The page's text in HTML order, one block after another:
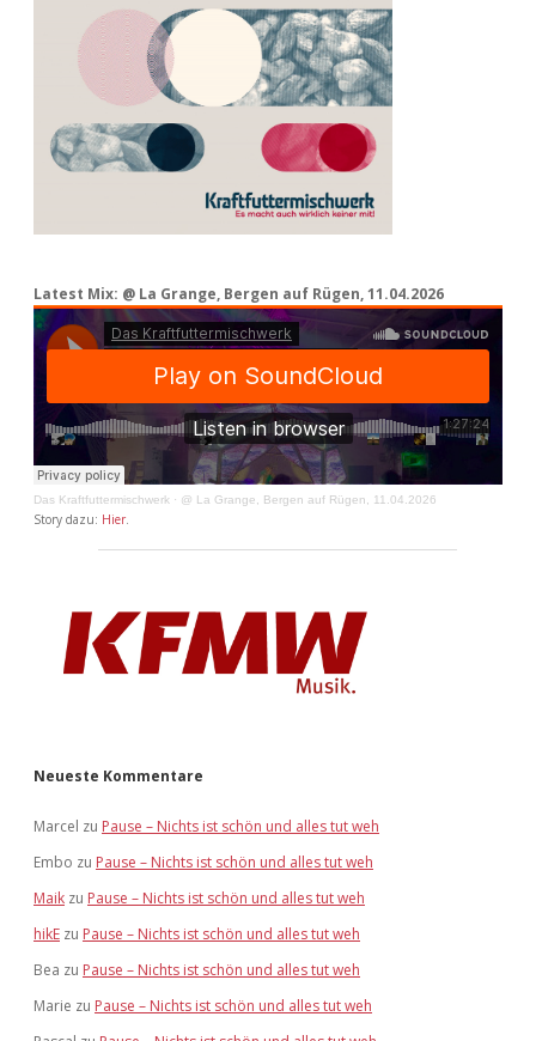
Latest Mix: @ La Grange, Bergen auf Rügen, 11.04.2026
Das Kraftfuttermischwerk · @ La Grange, Bergen auf Rügen, 11.04.2026
Story dazu: Hier
Neueste Kommentare
Marcel zu Pause – Nichts ist schön und alles tut weh
Embo zu Pause – Nichts ist schön und alles tut weh
Maik zu Pause – Nichts ist schön und alles tut weh
hikE zu Pause – Nichts ist schön und alles tut weh
Bea zu Pause – Nichts ist schön und alles tut weh
Marie zu Pause – Nichts ist schön und alles tut weh